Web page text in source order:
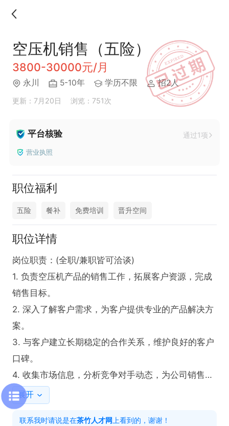
空压机销售（五险）
3800-30000元/月
永川 5-10年 学历不限 招2人
更新：7月20日 浏览：751次
平台核验 通过1项
营业执照
职位福利
五险 餐补 免费培训 晋升空间
职位详情
岗位职责：(全职/兼职皆可洽谈)
1. 负责空压机产品的销售工作，拓展客户资源，完成
销售目标。
2. 深入了解客户需求，为客户提供专业的产品解决方
案。
3. 与客户建立长期稳定的合作关系，维护良好的客户
口碑。
4. 收集市场信息，分析竞争对手动态，为公司销售策
略提供依据。
任职要求：
展开
联系我时请说是在茶竹人才网 上看到的，谢谢！